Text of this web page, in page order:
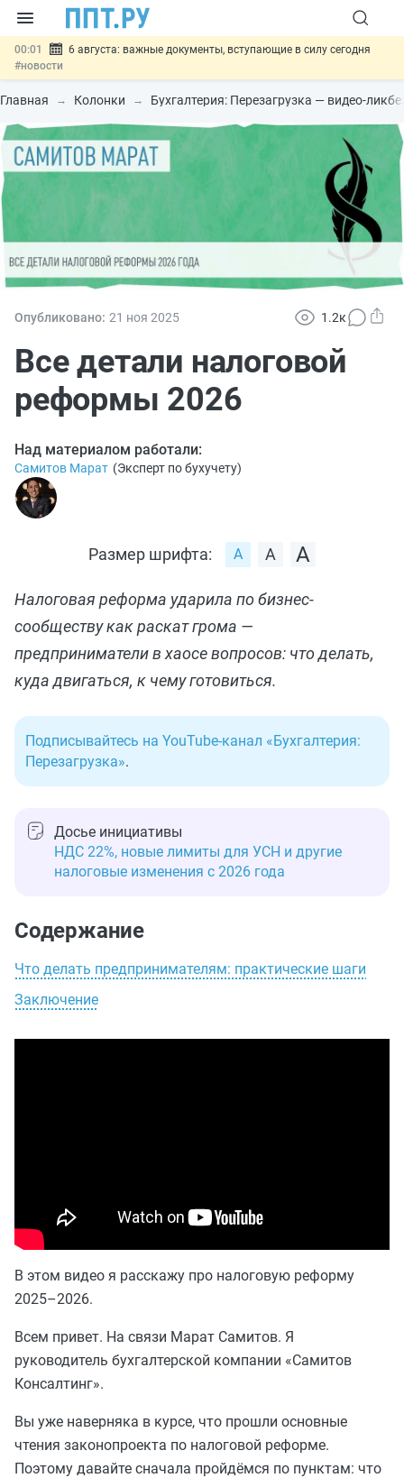
00:01
6 августа: важные документы, вступающие в силу сегодня
#новости
05.08 Обновили сообщения НПФ о договорах НПО и долгосрочных
сбережений#новости
гражданство: закон подписан #новости
05.08
Систему страхования вкладов распространили на электронные
кошельки#новости
Подписан закон об упрощении госзакупок по 44-ФЗ
Главная Колонки Бухгалтерия: Перезагрузка — видео-
Опубликовано: 21 ноя 2025 1.2к
Все детали налоговой
реформы 2026
Над материалом работали:
Самитов Марат (Эксперт по бухучету)
Размер шрифта:
Налоговая реформа ударила по бизнес-
сообществу как раскат грома —
предприниматели в хаосе вопросов: что делать,
куда двигаться, к чему готовиться.
Подписывайтесь на YouTube-канал «Бухгалтерия:
Перезагрузка».
Досье инициативы
НДС 22%, новые лимиты для УСН и другие
налоговые изменения с 2026 года
Содержание
Что делать предпринимателям: практические шаги
Заключение
В этом видео я расскажу про налоговую реформу
2025–2026.
Всем привет. На связи Марат Самитов. Я
руководитель бухгалтерской компании «Самитов
Консалтинг».
Вы уже наверняка в курсе, что прошли основные
чтения законопроекта по налоговой реформе.
Поэтому давайте сначала пройдёмся по пунктам: что